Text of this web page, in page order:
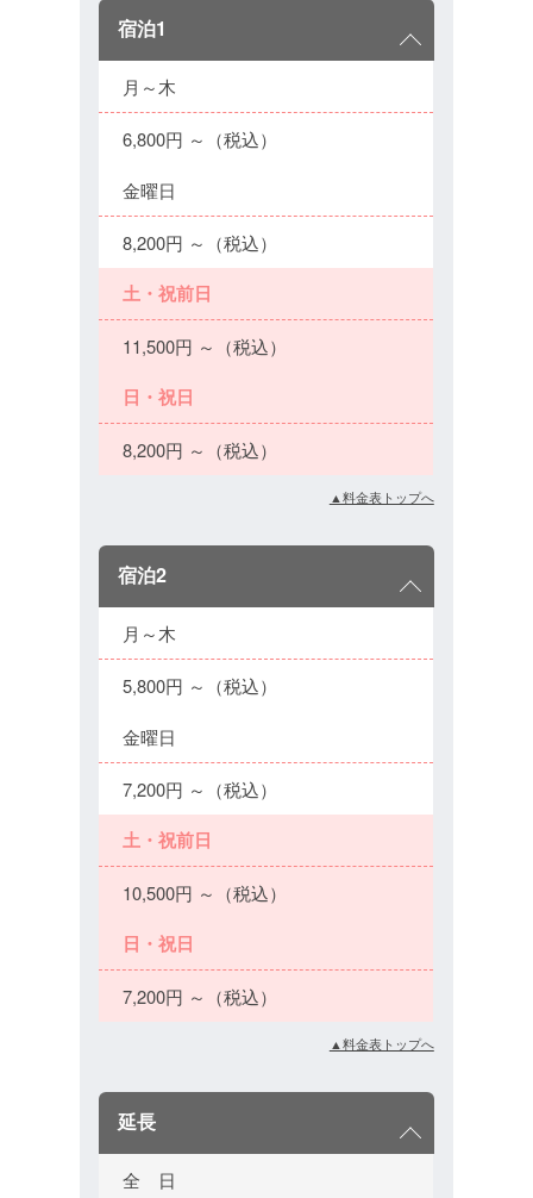
宿泊1
月～木
6,800円 ～（税込）
金曜日
8,200円 ～（税込）
土・祝前日
11,500円 ～（税込）
日・祝日
8,200円 ～（税込）
▲料金表トップへ
宿泊2
月～木
5,800円 ～（税込）
金曜日
7,200円 ～（税込）
土・祝前日
10,500円 ～（税込）
日・祝日
7,200円 ～（税込）
▲料金表トップへ
延長
全 日